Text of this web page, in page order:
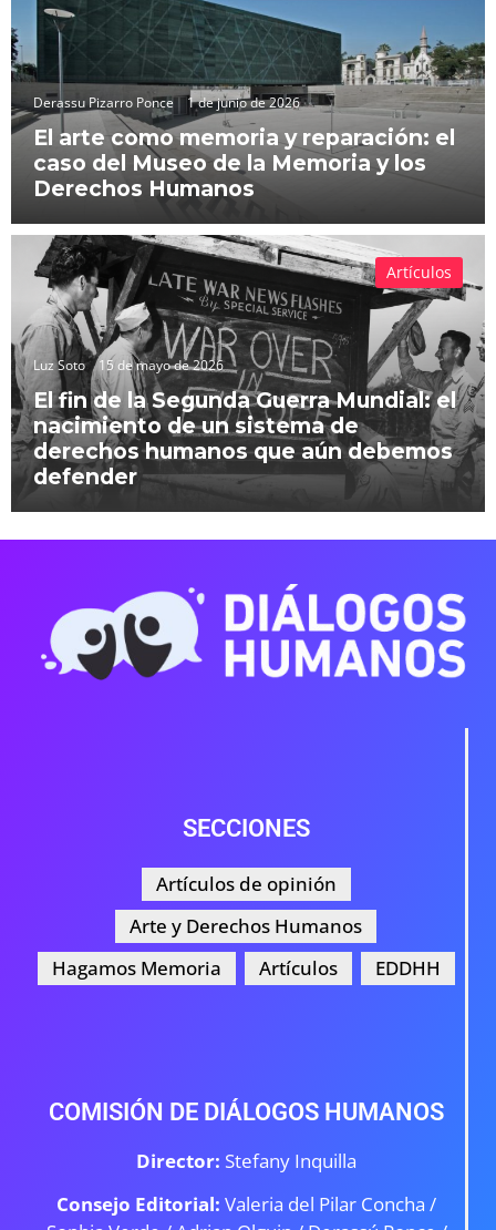
Derassu Pizarro Ponce 1 de junio de 2026
El arte como memoria y reparación: el
caso del Museo de la Memoria y los
Derechos Humanos
Luz Soto 15 de mayo de 2026
El fin de la Segunda Guerra Mundial: el
nacimiento de un sistema de
derechos humanos que aún debemos
defender
Artículos
SECCIONES
Artículos de opinión
Arte y Derechos Humanos
Hagamos Memoria
Artículos EDDHH
COMISIÓN DE DIÁLOGOS HUMANOS
Director: Stefany Inquilla
Consejo Editorial: Valeria del Pilar Concha /